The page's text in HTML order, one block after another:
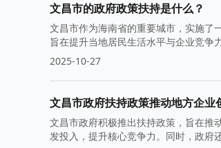
文昌市的政府政策扶持是什么？
文昌市作为海南省的重要城市，实施了
旨在提升当地居民生活水平与企业竞争
2025-10-27
文昌市政府扶持政策推动地方企业
文昌市政府积极推出扶持政策，旨在推
发投入，提升核心竞争力。同时，政府